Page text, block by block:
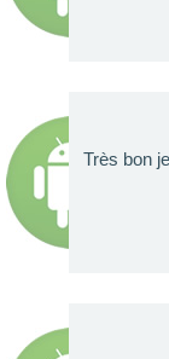
Très bon